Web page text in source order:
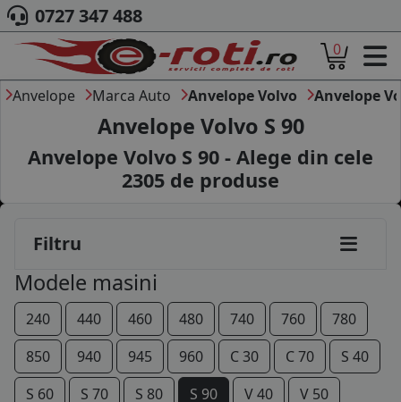
ACASA
DESPRE NOI
ANVELOPE
AUTO
CAMION
MOTO
MARCA AUTO
BLOG
B2B - COLABORARE COMPANII
CONT
CONTACT
0727 347 488
0
Anvelope Marca Auto Anvelope Volvo Anvelope
Anvelope Volvo S 90
Anvelope Volvo S 90 - Alege din cele
2305 de produse
Filtru
Modele masini
240 440 460 480 740 760
780
850
940 945 960 C 30 C 70
S 40
S 60
S 70 S 80 S 90 V 40
V 50